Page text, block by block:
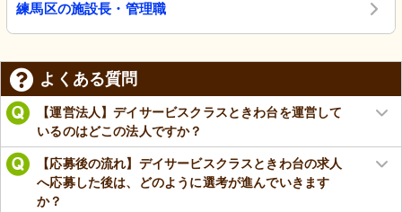
練馬区の施設長・管理職
よくある質問
【運営法人】デイサービスクラスときわ台を運営して
いるのはどこの法人ですか？
【応募後の流れ】デイサービスクラスときわ台の求人
へ応募した後は、どのように選考が進んでいきます
か？